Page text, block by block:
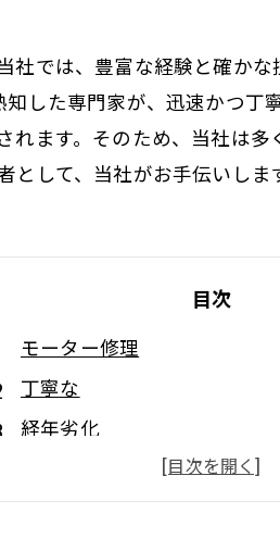
社では、豊富な経験と確か
した専門家が、迅速かつ
ます。そのため、当社は
して、当社がお手伝いしま
目次
モーター修理
丁寧な
経年劣化
パーツの取り扱い